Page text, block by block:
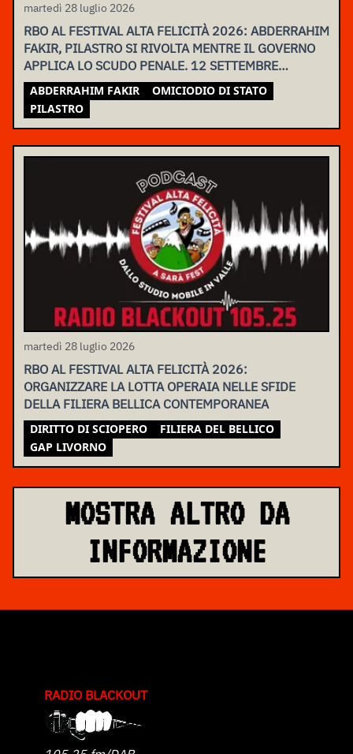
martedì 28 luglio 2026
RBO AL FESTIVAL ALTA FELICITÀ 2026: ABDERRAHIM
FAKIR, PILASTRO SI RIVOLTA MENTRE IL GOVERNO
APPLICA LO SCUDO PENALE. 12 SETTEMBRE
ASSEMBLEA NAZIONALE
ABDERRAHIM FAKIR
OMICIODIO DI STATO
PILASTRO
martedì 28 luglio 2026
RBO AL FESTIVAL ALTA FELICITÀ 2026:
ORGANIZZARE LA LOTTA OPERAIA NELLE SFIDE
DELLA FILIERA BELLICA CONTEMPORANEA
DIRITTO DI SCIOPERO
FILIERA DEL BELLICO
GAP LIVORNO
MOSTRA ALTRO DA
INFORMAZIONE
RADIO BLACKOUT